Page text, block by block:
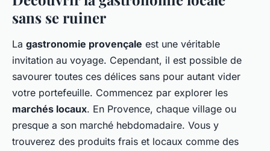
sans se ruiner
La gastronomie provençale est une véritable
invitation au voyage. Cependant, il est possible de
savourer toutes ces délices sans pour autant vider
votre portefeuille. Commencez par explorer les
marchés locaux. En Provence, chaque village ou
presque a son marché hebdomadaire. Vous y
trouverez des produits frais et locaux comme des